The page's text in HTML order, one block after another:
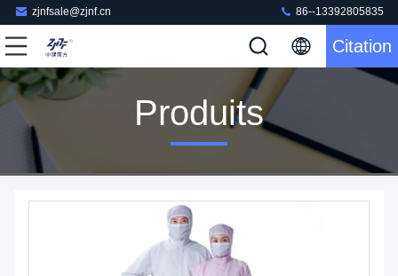
zjnfsale@zjnf.cn 86--13392805835
Citation
Produits